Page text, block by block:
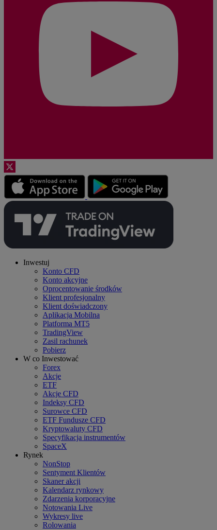
Inwestuj
Konto CFD
Konto akcyjne
Oprocentowanie środków
Klient profesjonalny
Klient doświadczony
Aplikacja Mobilna
Platforma MT5
TradingView
Zasil rachunek
Pobierz
W co Inwestować
Forex
Akcje
ETF
Akcje CFD
Indeksy CFD
Surowce CFD
ETF Fundusze CFD
Kryptowaluty CFD
Specyfikacja instrumentów
SpaceX
Rynek
NonStop
Sentyment Klientów
Skaner akcji
Kalendarz rynkowy
Zdarzenia korporacyjne
Notowania Live
Wykresy live
Rolowania